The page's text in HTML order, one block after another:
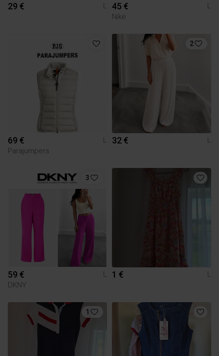
29 € L 45 €
L
Nike
69 €
L
Parajumpers
2
32 € L
3
59 €
L
DKNY
1 € L
1